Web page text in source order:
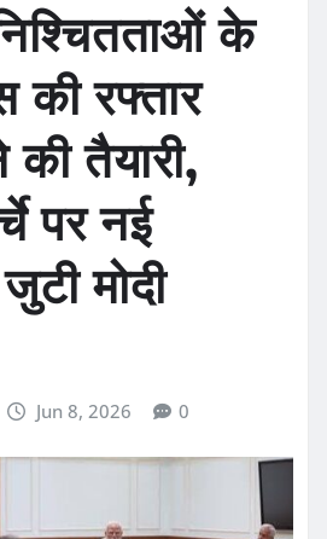
के
की रफ्तार
तैयारी,
पर नई
मोदी
Jun 8, 2026 0